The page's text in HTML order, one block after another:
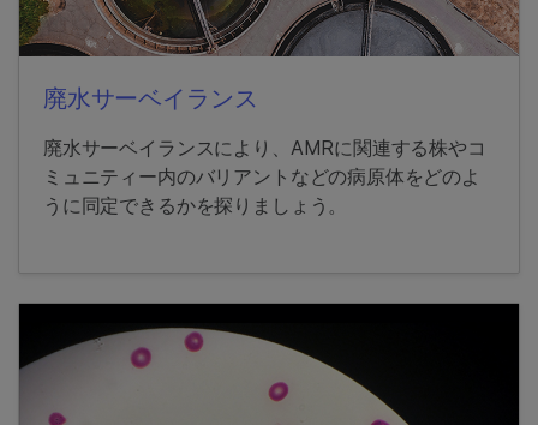
廃水サーベイランス
廃水サーベイランスにより、AMRに関連する株やコ
ミュニティー内のバリアントなどの病原体をどのよ
うに同定できるかを探りましょう。